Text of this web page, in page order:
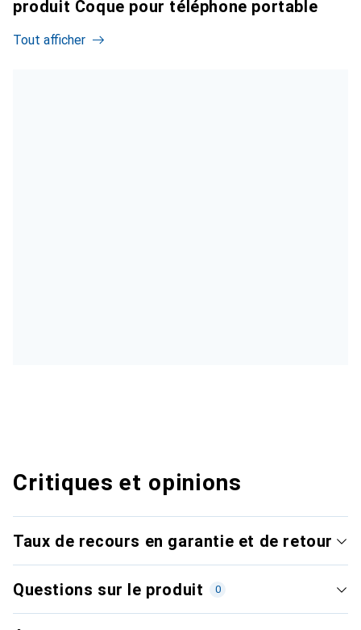
produit Coque pour téléphone portable
Tout afficher
Critiques et opinions
Taux de recours en garantie et de retour
Questions sur le produit 0